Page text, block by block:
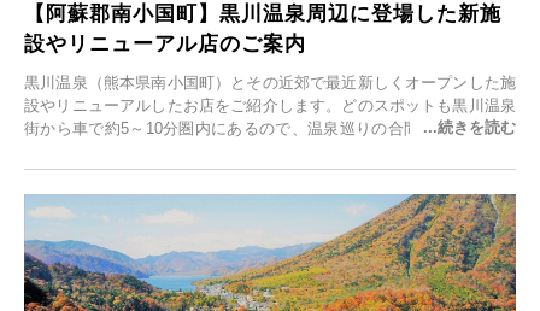
【阿蘇郡南小国町】黒川温泉周辺に登場した新施
設やリニューアル店のご案内
黒川温泉（熊本県南小国町）とその近郊で最近新しくオープンした施
設やリニューアルしたお店をご紹介します。どのスポットも黒川温泉
街から車で約5～10分圏内にあるので、温泉巡りの合間に気軽に立ち
元食材にこだわったレストランなど、多彩な魅力が満載です。黒川温
泉の新たな楽しみとしてチェックしてみてください。